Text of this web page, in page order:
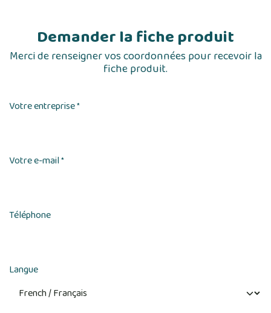
Demander la fiche produit
Merci de renseigner vos coordonnées pour recevoir la
fiche produit.
Votre entreprise*
Votre e-mail*
Téléphone
Langue